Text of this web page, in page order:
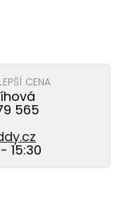
CENA
565
15:30